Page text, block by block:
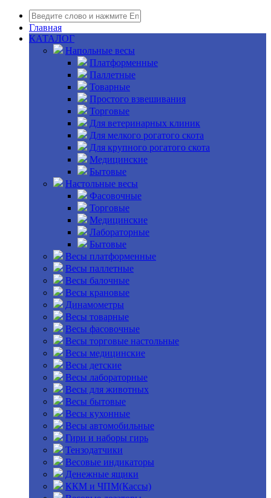
Главная
КАТАЛОГ
Напольные весы
Платформенные
Паллетные
Товарные
Простого взвешивания
Торговые
Для ветеринарных клиник
Для мелкого рогатого скота
Для крупного рогатого скота
Медицинские
Бытовые
Настольные весы
Фасовочные
Торговые
Медицинские
Лабораторные
Бытовые
Весы платформенные
Весы паллетные
Весы балочные
Весы крановые
Динамометры
Весы товарные
Весы фасовочные
Весы торговые настольные
Весы медицинские
Весы детские
Весы лабораторные
Весы для животных
Весы бытовые
Весы кухонные
Весы автомобильные
Гири и наборы гирь
Тензодатчики
Весовые индикаторы
Денежные ящики
ККМ и ЧПМ(Кассы)